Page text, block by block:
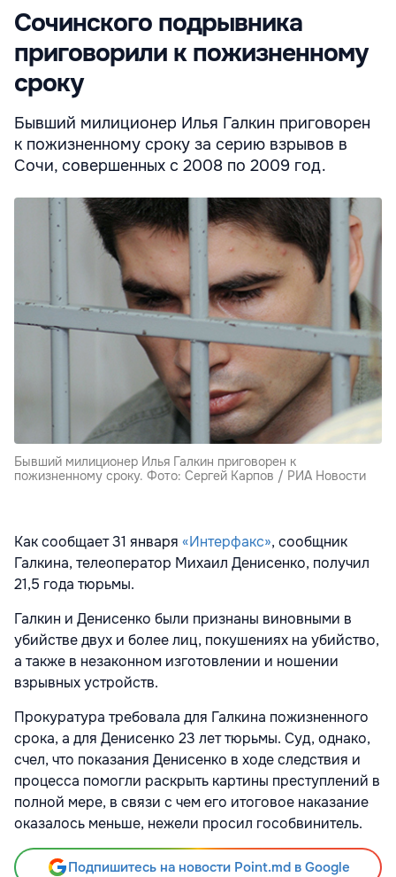
Сочинского подрывника
приговорили к пожизненному
сроку
Бывший милиционер Илья Галкин приговорен
к пожизненному сроку за серию взрывов в
Сочи, совершенных с 2008 по 2009 год.
Бывший милиционер Илья Галкин приговорен к
пожизненному сроку. Фото: Сергей Карпов / РИА Новости
Как сообщает 31 января «Интерфакс», сообщник
Галкина, телеоператор Михаил Денисенко, получил
21,5 года тюрьмы.
Галкин и Денисенко были признаны виновными в
убийстве двух и более лиц, покушениях на убийство,
а также в незаконном изготовлении и ношении
взрывных устройств.
Прокуратура требовала для Галкина пожизненного
срока, а для Денисенко 23 лет тюрьмы. Суд, однако,
счел, что показания Денисенко в ходе следствия и
процесса помогли раскрыть картины преступлений в
полной мере, в связи с чем его итоговое наказание
оказалось меньше, нежели просил гособвинитель.
Подпишитесь на новости Point.md в Google